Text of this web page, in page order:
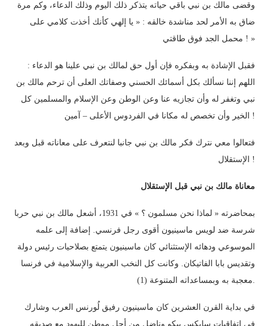
وقضى مالك بن نبي باقي حياته يتذكر ذلك اليوم وذلك الدعاء، وكم مرة
ضاق به الأمر لحد مناشدة خالقه : « يا إلهي كأنك أخذت كلامي على
محمل الجد فوق طاقتي ! »
فقبل الإشادة به وبفكره فإن أول حق لمالك بن نبي علينا هو الدعاء :
اللهم إننا نسألك بكل أسمائك الحسني وصفاتك العلى أن ترحم مالك بن
نبي وتغفر له وأن تجازيه عنا وعن الوطن وعن الإسلام والمسلمين كل
الخير وأن تخصص له مكانا في الفردوس الأعلى – آمين !
فتعالوا معي نترك فكر مالك بن نبي جانبا لنتعرف على معاناته قبل وبعد
الإستقلال !
معاناة مالك بن نبي قبل الإستقلال
بمحاضرته « لماذا نحن مسلمون ؟ » في 1931، أشعل مالك بن نبي حربا
شرسة ضد لويس ماسينيون أقوى رجل فرنسي. إضافة إلى علمه
الموسوعي ودهائه الإستثنائي كان ماسينيون يتمتع بصلاحيات رئيس دولة
وتقديس بابا الفاتيكان. وكانت كل النخب العربية والإسلامية في فرنسا
معجبة به وبمساعداته المتنوعة (1).
في بداية القرن العشرين كان ماسينيون رفيق لُورنس العرب وشارك
في إتفاقيات سايكس بيكو وناضل من أجل موطن لليهود مع صديقه